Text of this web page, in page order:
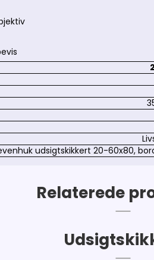
udsigtskikkert 20-60x80,
Relaterede